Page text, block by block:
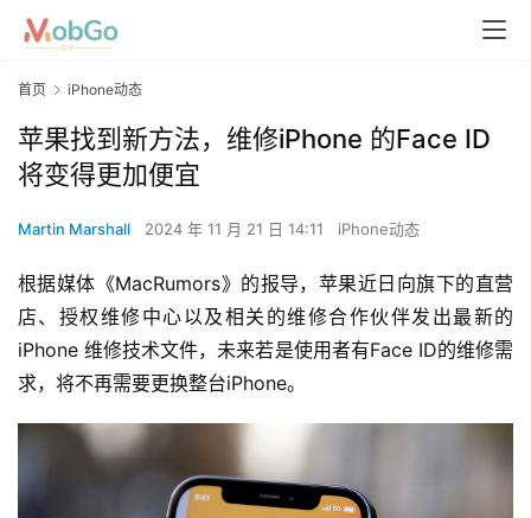
首页 iPhone动态
苹果找到新方法，维修iPhone 的Face ID
将变得更加便宜
Martin Marshall 2024 年 11 月 21 日 14:11 iPhone动态
根据媒体《MacRumors》的报导，苹果近日向旗下的直营
店、授权维修中心以及相关的维修合作伙伴发出最新的
iPhone 维修技术文件，未来若是使用者有Face ID的维修需
求，将不再需要更换整台iPhone。